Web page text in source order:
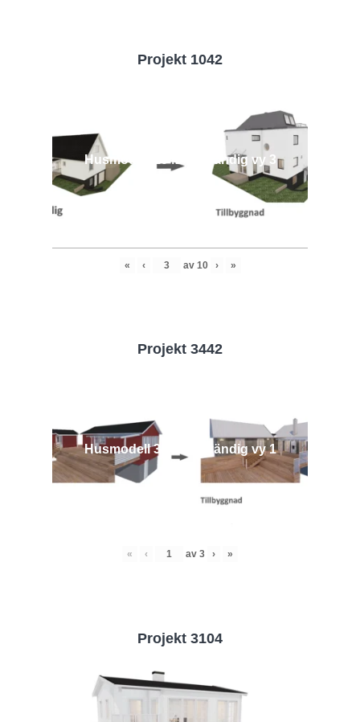
Projekt 1042
Husmodell 1042 - Utvändig vy 3
« ‹ av 10 › »
Projekt 3442
Husmodell 3442 - Utvändig vy 1
« ‹ av 3 › »
Projekt 3104